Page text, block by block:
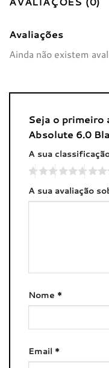
Avaliações
Ainda não existem
Seja o primeiro
Absolute 6.0
A sua
A sua avaliação
Nome *
Email *